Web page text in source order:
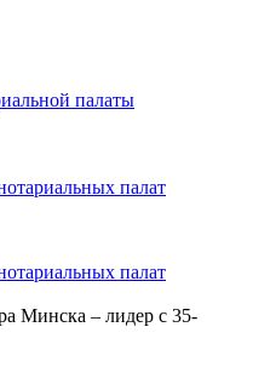
палаты
палат
палат
Минска – лидер с 35-